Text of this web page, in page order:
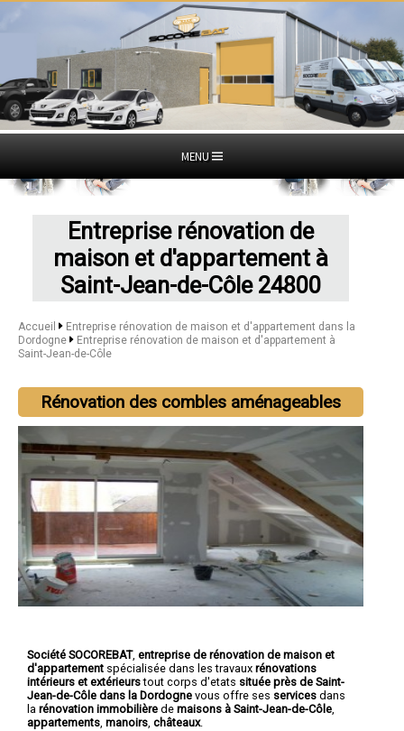
MENU
Entreprise rénovation de
maison et d'appartement à
Saint-Jean-de-Côle 24800
Accueil
Entreprise rénovation de maison et d'appartement dans la
Dordogne
Entreprise rénovation de maison et d'appartement à
Saint-Jean-de-Côle
Rénovation des combles aménageables
Société SOCOREBAT, entreprise de rénovation de maison et
d'appartement spécialisée dans les travaux rénovations
intérieurs et extérieurstout corps d'etats située près de Saint-
Jean-de-Côle dans la Dordogne vous offre ses services dans
la rénovation immobilière de maisons à Saint-Jean-de-Côle
appartements manoirs châteaux.